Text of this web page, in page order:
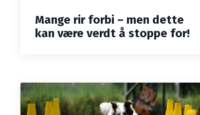
Mange rir forbi – men dette
kan være verdt å stoppe for!